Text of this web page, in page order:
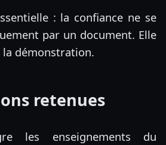
: la confiance ne se
par un document. Elle
démonstration.
retenues
les enseignements du